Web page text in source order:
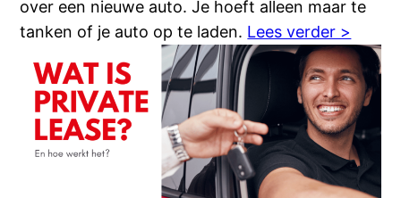
over een nieuwe auto. Je hoeft alleen maar te
tanken of je auto op te laden. Lees verder >